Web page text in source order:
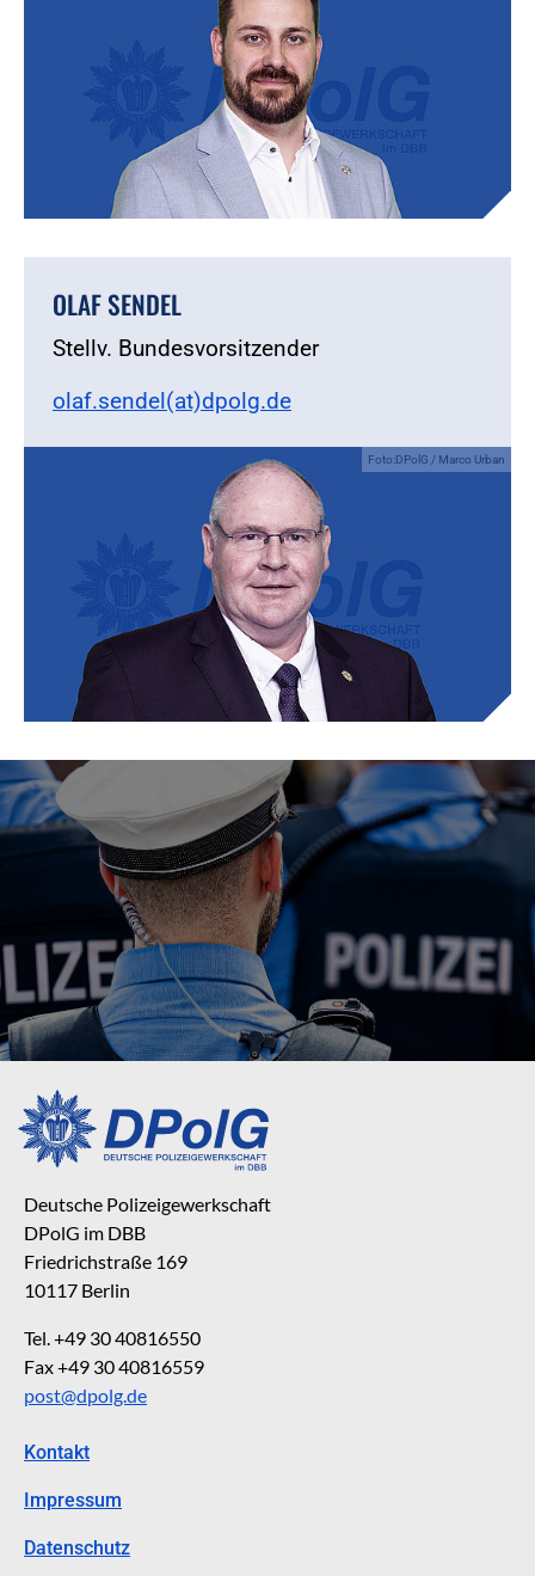
OLAF SENDEL
Stellv. Bundesvorsitzender
olaf.sendel(at)dpolg.de
Foto:DPolG / Marco Urban
Deutsche Polizeigewerkschaft
DPolG im DBB
Friedrichstraße 169
10117 Berlin
Tel. +49 30 40816550
Fax +49 30 40816559
post@dpolg.de
Kontakt
Impressum
Datenschutz